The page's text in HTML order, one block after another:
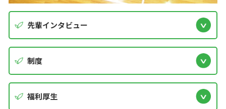
先輩インタビュー
制度
福利厚生